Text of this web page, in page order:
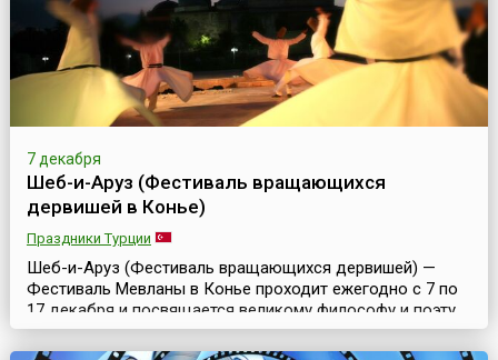
7 декабря
Шеб-и-Аруз (Фестиваль вращающихся
дервишей в Конье)
Праздники Турции
Шеб-и-Аруз (Фестиваль вращающихся дервишей) —
Фестиваль Мевланы в Конье проходит ежегодно с 7 по
17 декабря и посвящается великому философу и поэту
Джелаладдину Руми (1207—1273), по прозвищу Мевлана
(наш повелитель).Основоположник неортодоксального